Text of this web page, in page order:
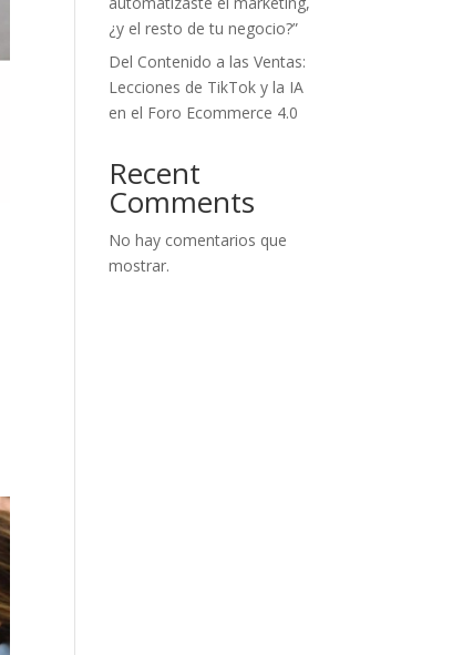
¿y el resto de tu negocio?”
Del Contenido a las Ventas:
Lecciones de TikTok y la IA
en el Foro Ecommerce 4.0
Recent
Comments
No hay comentarios que
mostrar.